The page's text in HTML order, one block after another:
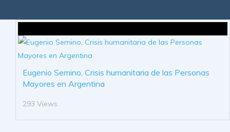
Eugenio Semino, Crisis humanitaria de las Personas
Mayores en Argentina
293 Views